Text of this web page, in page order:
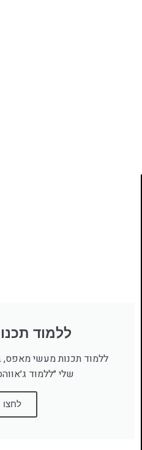
ללמוד
ללמוד תכנות מעשי
שלי ״ללמוד
לחצו